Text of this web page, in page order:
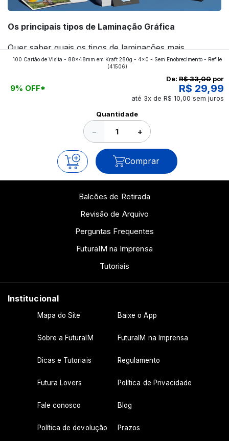
Os principais tipos de Laminação Gráfica
Quer saber quais os tipos de laminações mais
aplicados nos impressos da gráfica FuturaIM? Então,
continue a leitura que vamos revelar para você!
100 Cartão de Visita - 88x48mm em Kraft 280g - 4x0 - Sem Enobrecimento - Refile
(41506)
9% OFF*
De: R$ 33,00 por
R$ 29,99
até 3x de R$ 10,00 sem juros
Quantidade
− +
Comprar
Balcões de Retirada
Revisão de Arquivo
Perguntas Frequentes
FuturaIM na Imprensa
Tutoriais
Institucional
Mapa do Site Baixe o App
Sobre a FuturaIM FuturaIM na Imprensa
Dicas e Tutoriais Regulamento
Futura Lovers Política de Privacidade
Fale conosco Blog
Política de devolução Prazos